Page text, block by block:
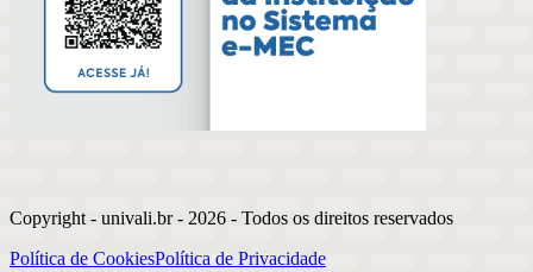
Copyright - univali.br - 2026 - Todos os direitos reservados
Política de CookiesPolítica de Privacidade